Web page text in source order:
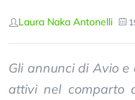
Laura Naka Antonelli
Gli annunci di Avio
attivi nel comparto